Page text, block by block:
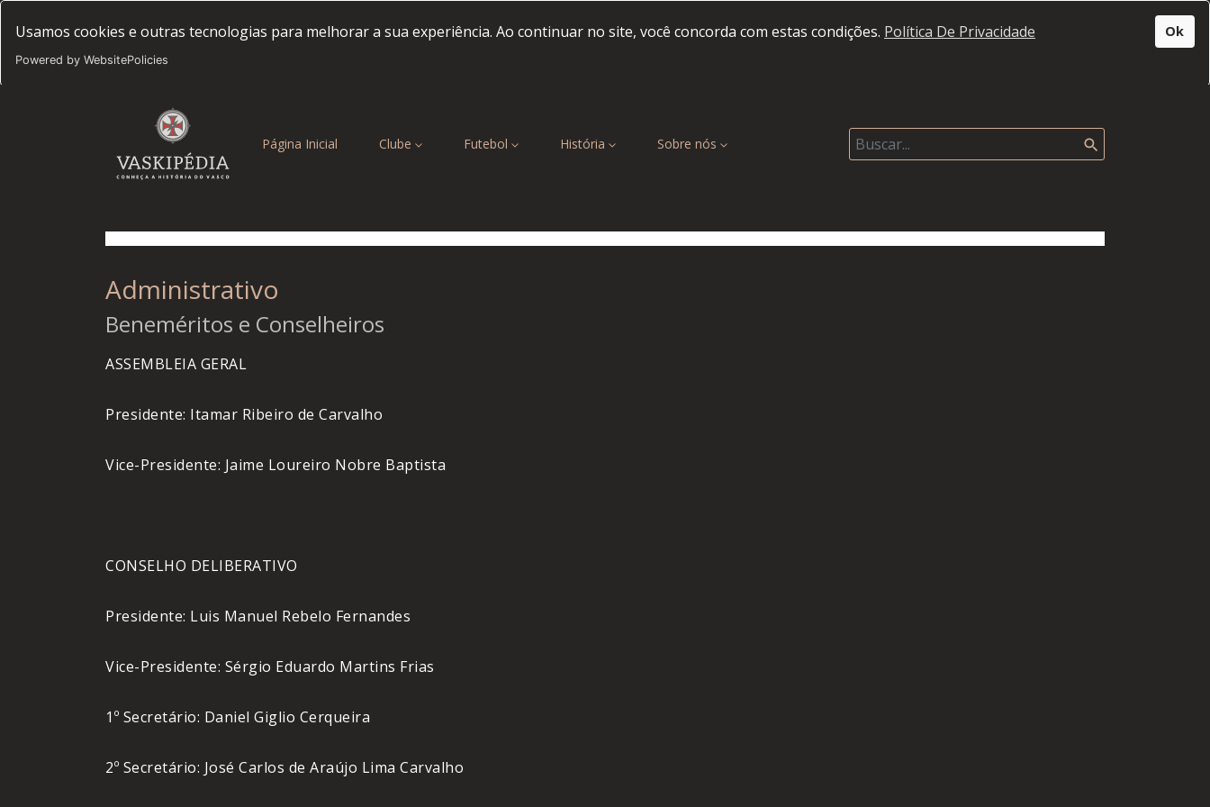
Usamos cookies e outras tecnologias para melhorar a sua experiência. Ao continuar no site, você concorda com estas condições. Política De Privacidade Ok
Powered by WebsitePolicies
Página Inicial (current)Clube Futebol História Sobre nós
Administrativo
Beneméritos e Conselheiros
ASSEMBLEIA GERAL
Presidente: Itamar Ribeiro de Carvalho
Vice-Presidente: Jaime Loureiro Nobre Baptista
CONSELHO DELIBERATIVO
Presidente: Luis Manuel Rebelo Fernandes
Vice-Presidente: Sérgio Eduardo Martins Frias
1º Secretário: Daniel Giglio Cerqueira
2º Secretário: José Carlos de Araújo Lima Carvalho